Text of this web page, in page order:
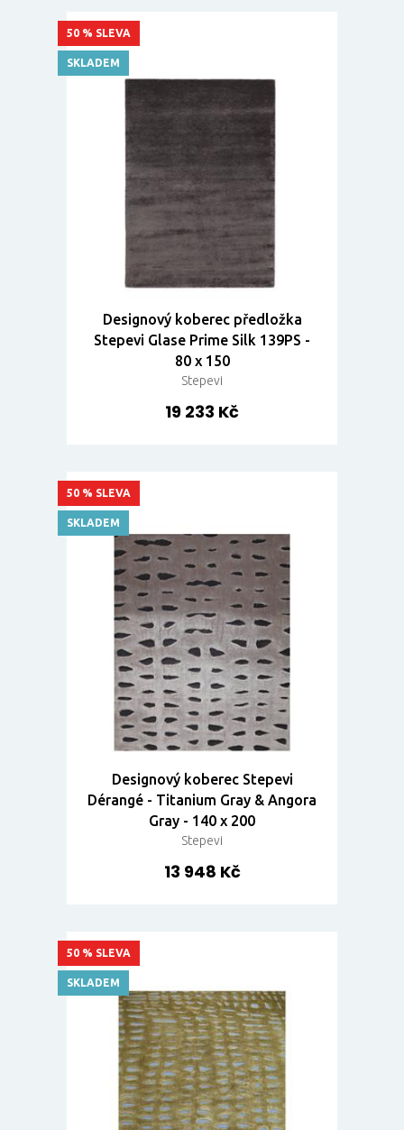
Designový koberec předložka
Stepevi Glase Prime Silk 139PS -
80 x 150
Stepevi
19 233 Kč
50 % SLEVA
SKLADEM
Designový koberec Stepevi
Dérangé - Titanium Gray & Angora
Gray - 140 x 200
Stepevi
13 948 Kč
50 % SLEVA
SKLADEM
50 % SLEVA
SKLADEM